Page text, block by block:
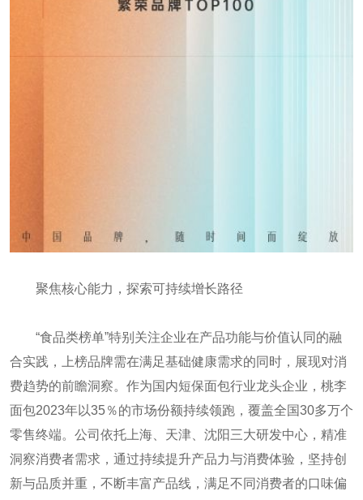
聚焦核心能力，探索可持续增长路径
“食品类榜单”特别关注企业在产品功能与价值认同的融
合实践，上榜品牌需在满足基础健康需求的同时，展现对消
费趋势的前瞻洞察。作为国内短保面包行业龙头企业，桃李
面包2023年以35％的市场份额持续领跑，覆盖全国30多万个
零售终端。公司依托上海、天津、沈阳三大研发中心，精准
洞察消费者需求，通过持续提升产品力与消费体验，坚持创
新与品质并重，不断丰富产品线，满足不同消费者的口味偏